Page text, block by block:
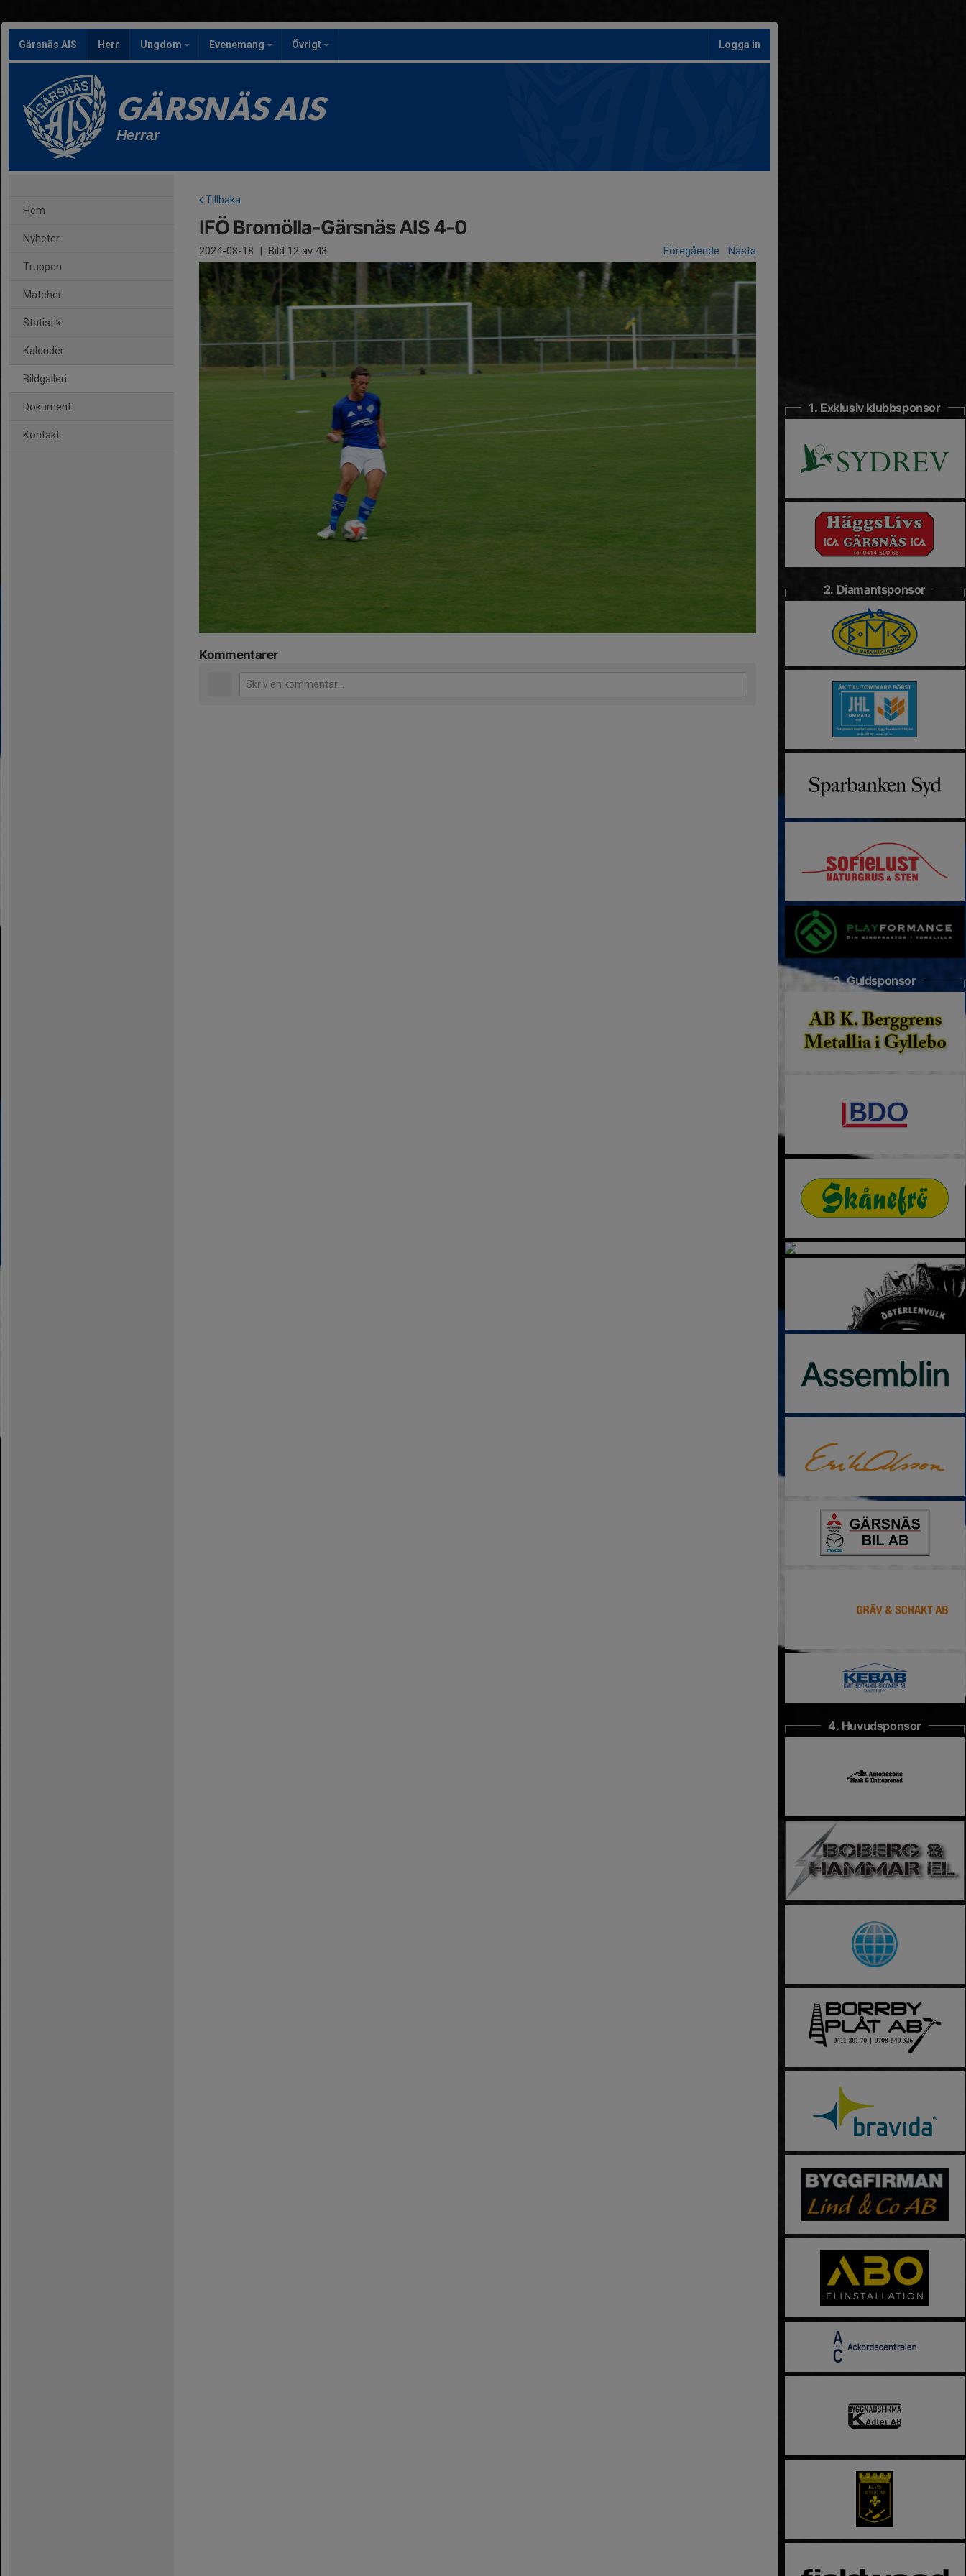
Gärsnäs AIS Herr Ungdom Evenemang Övrigt Logga in
GÄRSNÄS AIS
Herrar
Hem
Nyheter
Truppen
Matcher
Statistik
Kalender
Bildgalleri
Dokument
Kontakt
Tillbaka
IFÖ Bromölla-Gärsnäs AIS 4-0
2024-08-18 | Bild 12 av 43 Föregående Nästa
Kommentarer
1. Exklusiv klubbsponsor
2. Diamantsponsor
3. Guldsponsor
4. Huvudsponsor